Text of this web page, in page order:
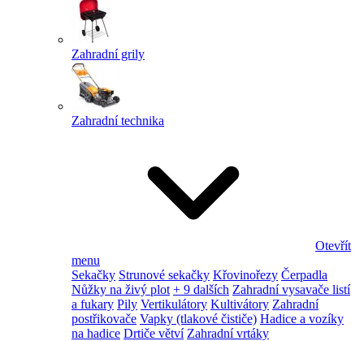
Zahradní grily
Zahradní technika
Otevřít
menu
Sekačky Strunové sekačky Křovinořezy Čerpadla
Nůžky na živý plot + 9 dalších Zahradní vysavače listí
a fukary Pily Vertikulátory Kultivátory Zahradní
postřikovače Vapky (tlakové čističe) Hadice a vozíky
na hadice Drtiče větví Zahradní vrtáky